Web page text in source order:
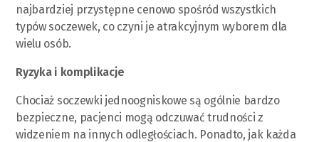
najbardziej przystępne cenowo spośród wszystkich
typów soczewek, co czyni je atrakcyjnym wyborem dla
wielu osób.
Ryzyka i komplikacje
Chociaż soczewki jednoogniskowe są ogólnie bardzo
bezpieczne, pacjenci mogą odczuwać trudności z
widzeniem na innych odległościach. Ponadto, jak każda